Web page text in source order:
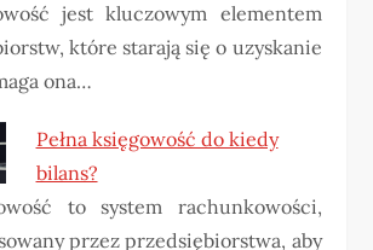
jest kluczowym elementem
które starają się o uzyskanie
ona…
Pełna księgowość do kiedy
bilans?
to system rachunkowości,
przez przedsiębiorstwa, aby